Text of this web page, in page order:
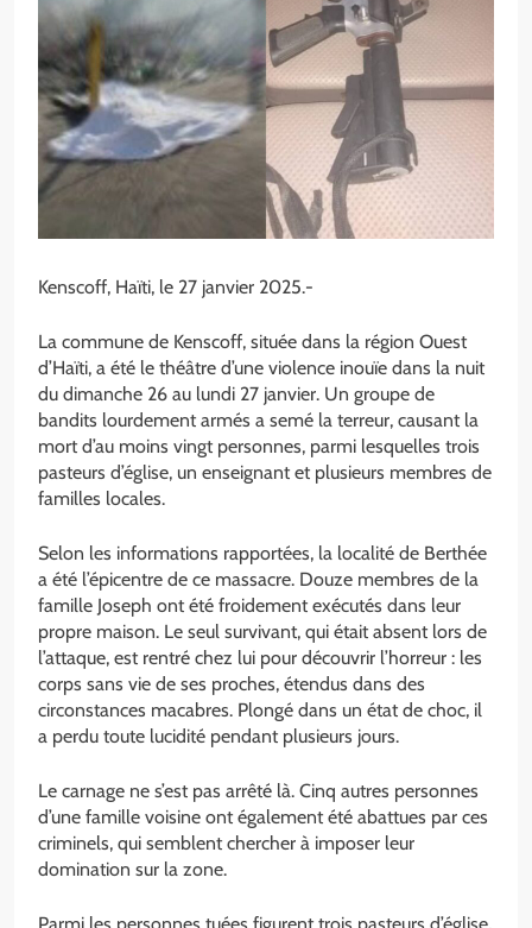
Kenscoff, Haïti, le 27 janvier 2025.-
La commune de Kenscoff, située dans la région Ouest
d’Haïti, a été le théâtre d’une violence inouïe dans la nuit
du dimanche 26 au lundi 27 janvier. Un groupe de
bandits lourdement armés a semé la terreur, causant la
mort d’au moins vingt personnes, parmi lesquelles trois
pasteurs d’église, un enseignant et plusieurs membres de
familles locales.
Selon les informations rapportées, la localité de Berthée
a été l’épicentre de ce massacre. Douze membres de la
famille Joseph ont été froidement exécutés dans leur
propre maison. Le seul survivant, qui était absent lors de
l’attaque, est rentré chez lui pour découvrir l’horreur : les
corps sans vie de ses proches, étendus dans des
circonstances macabres. Plongé dans un état de choc, il
a perdu toute lucidité pendant plusieurs jours.
Le carnage ne s’est pas arrêté là. Cinq autres personnes
d’une famille voisine ont également été abattues par ces
criminels, qui semblent chercher à imposer leur
domination sur la zone.